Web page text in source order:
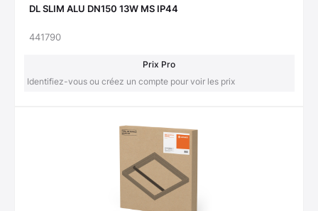
DL SLIM ALU DN150 13W MS IP44
441790
Prix Pro
Identifiez-vous ou créez un compte pour voir les prix